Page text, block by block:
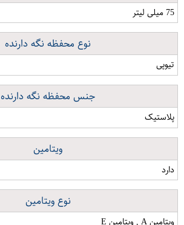
75 میلی لیتر
نوع محفظه نگه دارنده
تیوپی
جنس محفظه نگه دارنده
پلاستیک
ویتامین
دارد
نوع ویتامین
ویتامین A , ویتامین E